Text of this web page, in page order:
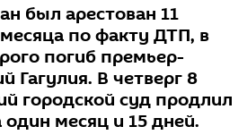
был арестован 11
по факту ДТП, в
погиб премьер-
Гагулия. В четверг 8
городской суд продлил
один месяц и 15 дней.